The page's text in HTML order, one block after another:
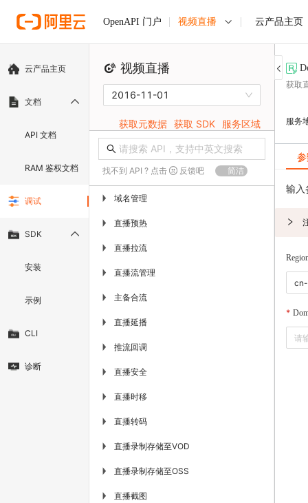
OpenAPI 门户 视频直播 云产品主页
云产品主页
文档
API 文档
RAM 鉴权文档
调试
SDK
安装
示例
CLI
诊断
视频直播
2016-11-01
获取元数据 获取 SDK 服务区域
找不到 API ? 点击 反馈吧 简洁
▶ 域名管理
▶ 直播预热
▶ 直播拉流
▶ 直播流管理
▶ 主备合流
▶ 直播延播
▶ 推流回调
▶ 直播安全
▶ 直播时移
▶ 直播转码
▶ 直播录制存储至VOD
▶ 直播录制存储至OSS
▶ 直播截图
获取
服务
输入